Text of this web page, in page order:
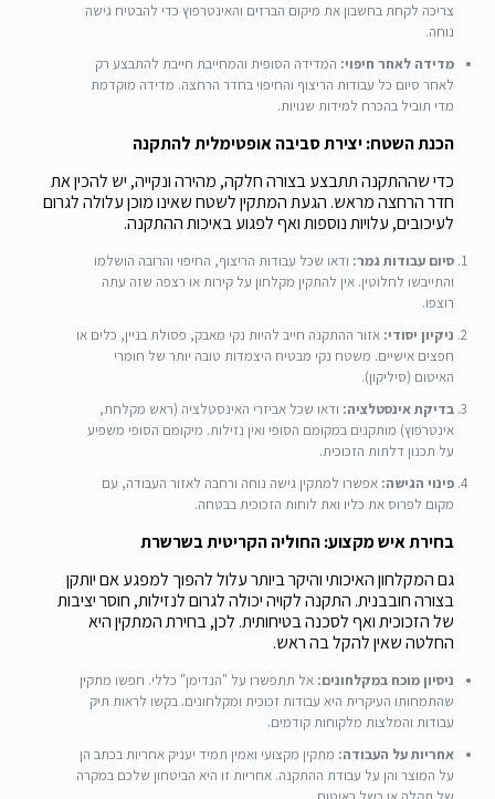
צריכה לקחת בחשבון את מיקום הברזים והאינטרפוץ כדי להבטיח גישה
נוחה.
מדידה לאחר חיפוי: המדידה הסופית והמחייבת חייבת להתבצע רק
לאחר סיום כל עבודות הריצוף והחיפוי בחדר הרחצה. מדידה מוקדמת
מדי תוביל בהכרח למידות שגויות.
הכנת השטח: יצירת סביבה אופטימלית להתקנה
כדי שההתקנה תתבצע בצורה חלקה, מהירה ונקייה, יש להכין את
חדר הרחצה מראש. הגעת המתקין לשטח שאינו מוכן עלולה לגרום
לעיכובים, עלויות נוספות ואף לפגוע באיכות ההתקנה.
סיום עבודות גמר: ודאו שכל עבודות הריצוף, החיפוי והרובה הושלמו
והתייבשו לחלוטין. אין להתקין מקלחון על קירות או רצפה שזה עתה
רוצפו.
ניקיון יסודי: אזור ההתקנה חייב להיות נקי מאבק, פסולת בניין, כלים או
חפצים אישיים. משטח נקי מבטיח היצמדות טובה יותר של חומרי
האיטום (סיליקון).
בדיקת אינסטלציה: ודאו שכל אביזרי האינסטלציה (ראש מקלחת,
אינטרפוץ) מותקנים במקומם הסופי ואין נזילות. מיקומם הסופי משפיע
על תכנון דלתות הזכוכית.
פינוי הגישה: אפשרו למתקין גישה נוחה ורחבה לאזור העבודה, עם
מקום לפרוס את כליו ואת לוחות הזכוכית בבטחה.
בחירת איש מקצוע: החוליה הקריטית בשרשרת
גם המקלחון האיכותי והיקר ביותר עלול להפוך למפגע אם יותקן
בצורה חובבנית. התקנה לקויה יכולה לגרום לנזילות, חוסר יציבות
של הזכוכית ואף לסכנה בטיחותית. לכן, בחירת המתקין היא
החלטה שאין להקל בה ראש.
ניסיון מוכח במקלחונים: אל תתפשרו על "הנדימן" כללי. חפשו מתקין
שהתמחותו העיקרית היא עבודות זכוכית ומקלחונים. בקשו לראות תיק
עבודות והמלצות מלקוחות קודמים.
אחריות על העבודה: מתקין מקצועי ואמין תמיד יעניק אחריות בכתב הן
על המוצר והן על עבודת ההתקנה. אחריות זו היא הביטחון שלכם במקרה